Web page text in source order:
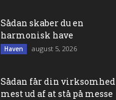
Sådan skaber du en
harmonisk have
Haven august 5, 2026
Sådan får din virksomhed
mest ud af at stå på messe